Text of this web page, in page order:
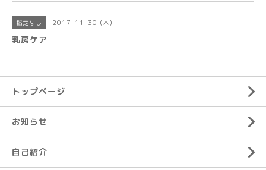
指定なし 2017-11-30 (木)
乳房ケア
トップページ
お知らせ
自己紹介